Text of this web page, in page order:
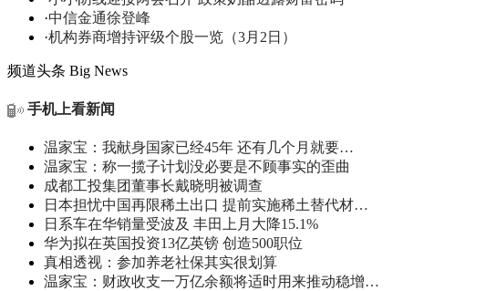
·中信金通徐登峰
·机构券商增持评级个股一览（3月2日）
频道头条 Big News
手机上看新闻
温家宝：我献身国家已经45年 还有几个月就要…
温家宝：称一揽子计划没必要是不顾事实的歪曲
成都工投集团董事长戴晓明被调查
日本担忧中国再限稀土出口 提前实施稀土替代材…
日系车在华销量受波及 丰田上月大降15.1%
华为拟在英国投资13亿英镑 创造500职位
真相透视：参加养老社保其实很划算
温家宝：财政收支一万亿余额将适时用来推动稳增…